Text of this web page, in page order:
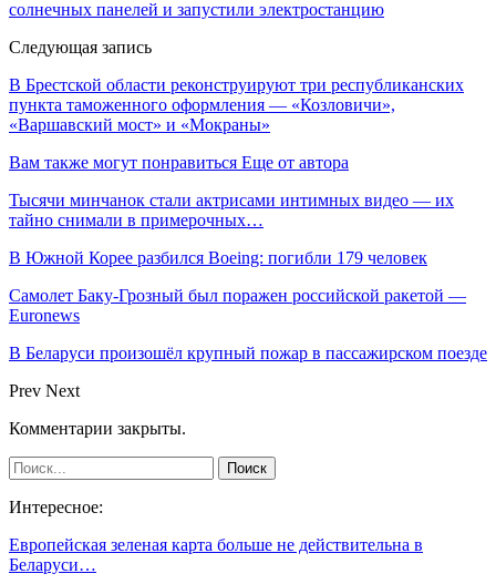
солнечных панелей и запустили электростанцию
Следующая запись
В Брестской области реконструируют три республиканских
пункта таможенного оформления — «Козловичи»,
«Варшавский мост» и «Мокраны»
Вам также могут понравиться Еще от автора
Тысячи минчанок стали актрисами интимных видео — их
тайно снимали в примерочных…
В Южной Корее разбился Boeing: погибли 179 человек
Самолет Баку-Грозный был поражен российской ракетой —
Euronews
В Беларуси произошёл крупный пожар в пассажирском поезде
Prev Next
Комментарии закрыты.
Интересное:
Европейская зеленая карта больше не действительна в
Беларуси…